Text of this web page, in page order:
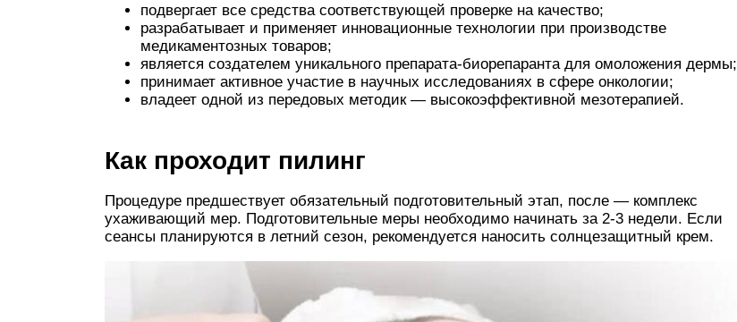
подвергает все средства соответствующей проверке на качество;
разрабатывает и применяет инновационные технологии при производстве
медикаментозных товаров;
является создателем уникального препарата-биорепаранта для омоложения дермы;
принимает активное участие в научных исследованиях в сфере онкологии;
владеет одной из передовых методик — высокоэффективной мезотерапией.
Как проходит пилинг
Процедуре предшествует обязательный подготовительный этап, после — комплекс
ухаживающий мер. Подготовительные меры необходимо начинать за 2-3 недели. Если
сеансы планируются в летний сезон, рекомендуется наносить солнцезащитный крем.